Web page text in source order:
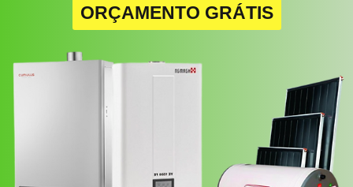
ORÇAMENTO GRÁTIS